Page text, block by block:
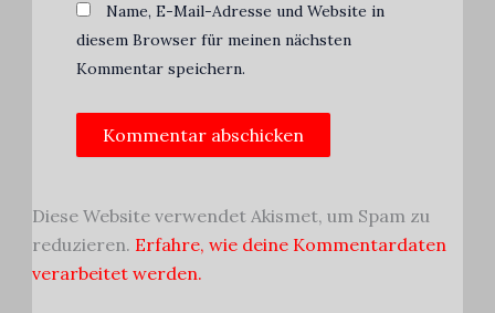
Name, E-Mail-Adresse und Website in
diesem Browser für meinen nächsten
Kommentar speichern.
Diese Website verwendet Akismet, um Spam zu
reduzieren. Erfahre, wie deine Kommentardaten
verarbeitet werden.